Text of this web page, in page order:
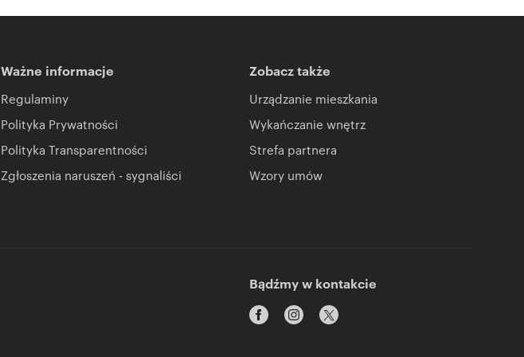
Ważne informacje
Regulaminy
Polityka Prywatności
Polityka Transparentności
Zgłoszenia naruszeń - sygnaliści
Zobacz także
Urządzanie mieszkania
Wykańczanie wnętrz
Strefa partnera
Wzory umów
Bądźmy w kontakcie